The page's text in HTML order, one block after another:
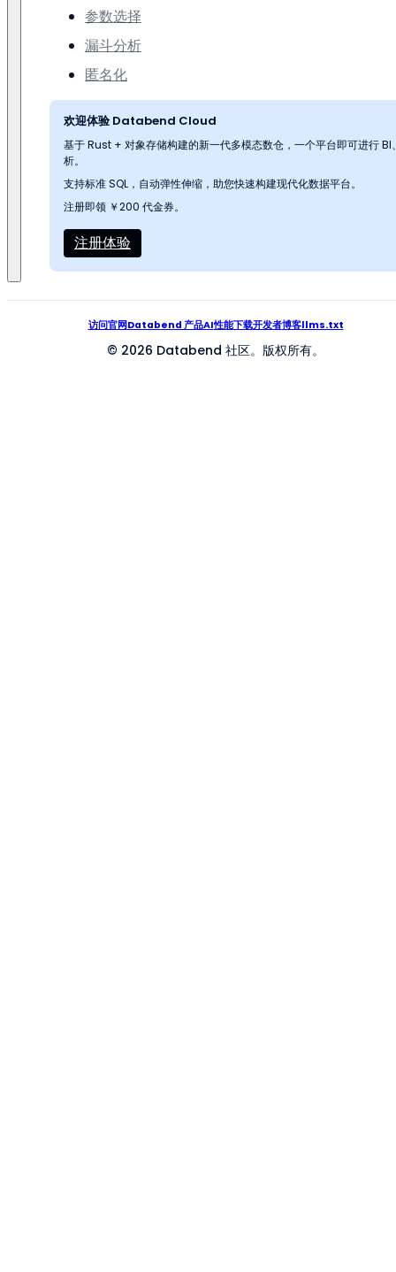
参数选择
漏斗分析
匿名化
欢迎体验 Databend Cloud
基于 Rust + 对象存储构建的新一代多模态数仓，一个平台即可进行
析。
支持标准 SQL，自动弹性伸缩，助您快速构建现代化数据平台。
注册即领 ￥200 代金券。
注册体验
访问官网Databend 产品AI性能下载开发者博客llms.txt
© 2026 Databend 社区。版权所有。